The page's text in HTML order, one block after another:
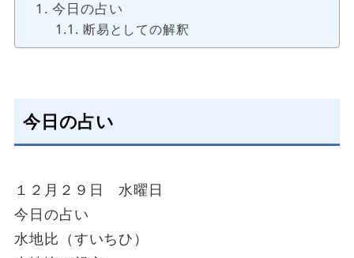
今日の占い
断易としての解釈
今日の占い
１２月２９日 水曜日
今日の占い
水地比（すいちひ）